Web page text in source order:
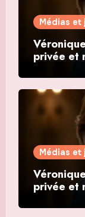
Médias et
privée et
Médias et
privée et